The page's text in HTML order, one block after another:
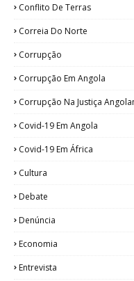
Conflito De Terras
Correia Do Norte
Corrupção
Corrupção Em Angola
Corrupção Na Justiça
Covid-19 Em Angola
Covid-19 Em África
Cultura
Debate
Denúncia
Economia
Entrevista